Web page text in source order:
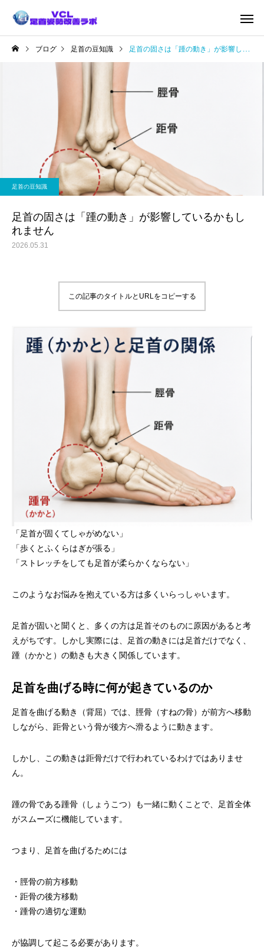
ブログ 足首の豆知識 足首の固さは「踵の動き」が影響しているかもしれません
足首の豆知識
足首の固さは「踵の動き」が影響しているかもし
れません
2026.05.31
この記事のタイトルとURLをコピーする
「足首が固くてしゃがめない」
「歩くとふくらはぎが張る」
「ストレッチをしても足首が柔らかくならない」
このようなお悩みを抱えている方は多くいらっしゃいます。
足首が固いと聞くと、多くの方は足首そのものに原因があると考
えがちです。しかし実際には、足首の動きには足首だけでなく、
踵（かかと）の動きも大きく関係しています。
足首を曲げる時に何が起きているのか
足首を曲げる動き（背屈）では、脛骨（すねの骨）が前方へ移動
しながら、距骨という骨が後方へ滑るように動きます。
しかし、この動きは距骨だけで行われているわけではありませ
ん。
踵の骨である踵骨（しょうこつ）も一緒に動くことで、足首全体
がスムーズに機能しています。
つまり、足首を曲げるためには
・脛骨の前方移動
・距骨の後方移動
・踵骨の適切な運動
が協調して起こる必要があります。